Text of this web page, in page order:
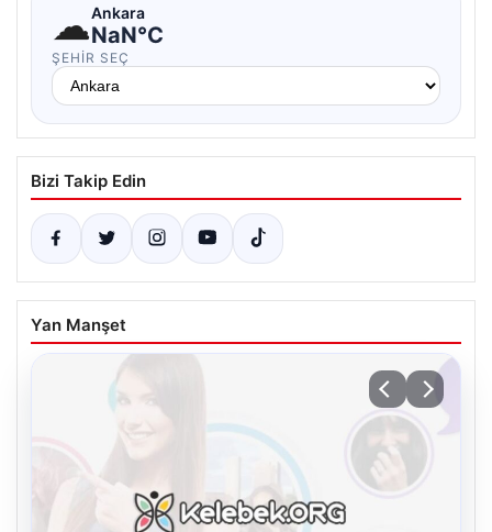
☁Ankara
NaN°C
ŞEHIR SEÇ
Bizi Takip Edin
Yan Manşet